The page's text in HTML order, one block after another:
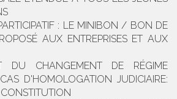
: LE MINIBON / BON DE
AUX ENTREPRISES ET AUX
DU CHANGEMENT DE RÉGIME
D'HOMOLOGATION JUDICIAIRE: